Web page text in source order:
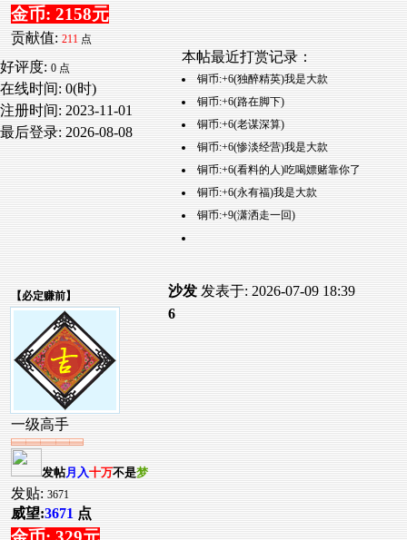
金币: 2158元
贡献值: 211 点
好评度: 0 点
在线时间: 0(时)
注册时间: 2023-11-01
最后登录: 2026-08-08
本帖最近打赏记录：
铜币:+6(独醉精英)我是大款
铜币:+6(路在脚下)
铜币:+6(老谋深算)
铜币:+6(惨淡经营)我是大款
铜币:+6(看料的人)吃喝嫖赌靠你了
铜币:+6(永有福)我是大款
铜币:+9(潇洒走一回)
【必定赚前】
一级高手
发帖月入十万不是梦
发贴: 3671
威望:3671 点
沙发 发表于: 2026-07-09 18:39
6